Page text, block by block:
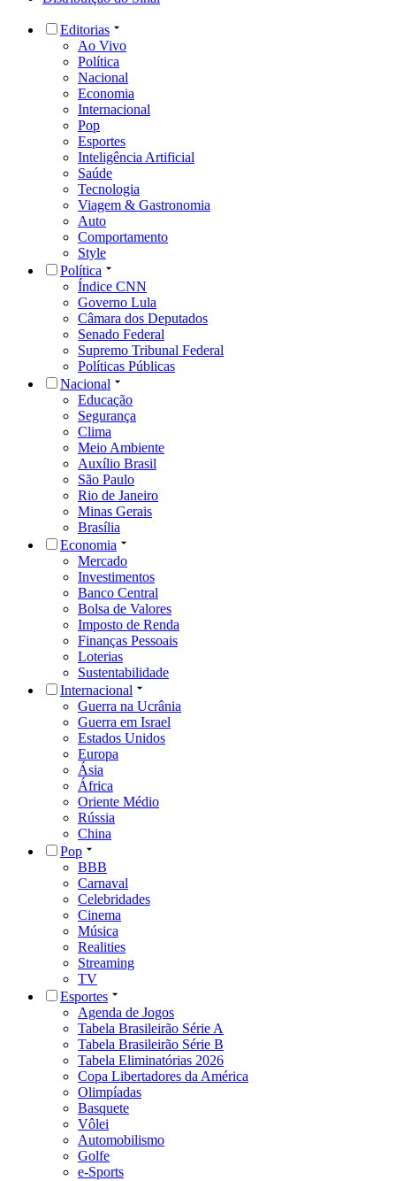
Editorias
Ao Vivo
Política
Nacional
Economia
Internacional
Pop
Esportes
Inteligência Artificial
Saúde
Tecnologia
Viagem & Gastronomia
Auto
Comportamento
Style
Política
Índice CNN
Governo Lula
Câmara dos Deputados
Senado Federal
Supremo Tribunal Federal
Políticas Públicas
Nacional
Educação
Segurança
Clima
Meio Ambiente
Auxílio Brasil
São Paulo
Rio de Janeiro
Minas Gerais
Brasília
Economia
Mercado
Investimentos
Banco Central
Bolsa de Valores
Imposto de Renda
Finanças Pessoais
Loterias
Sustentabilidade
Internacional
Guerra na Ucrânia
Guerra em Israel
Estados Unidos
Europa
Ásia
África
Oriente Médio
Rússia
China
Pop
BBB
Carnaval
Celebridades
Cinema
Música
Realities
Streaming
TV
Esportes
Agenda de Jogos
Tabela Brasileirão Série A
Tabela Brasileirão Série B
Tabela Eliminatórias 2026
Copa Libertadores da América
Olimpíadas
Basquete
Vôlei
Automobilismo
Golfe
e-Sports